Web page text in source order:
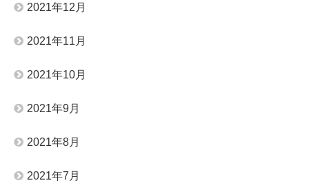
2021年12月
2021年11月
2021年10月
2021年9月
2021年8月
2021年7月